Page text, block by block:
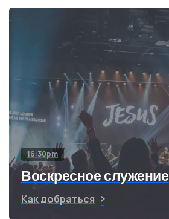
16:30pm
Воскресное служение
Как добраться